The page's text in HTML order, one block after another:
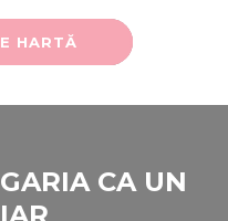
HARTĂ
CA UN